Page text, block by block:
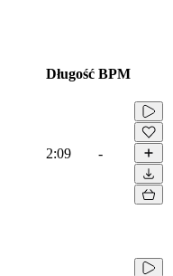
Długość BPM
2:09 -